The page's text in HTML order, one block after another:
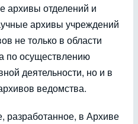
архивы отделений и
архивы учреждений
не только в области
по осуществлению
деятельности, но и в
ведомства.
разработанное, в Архиве